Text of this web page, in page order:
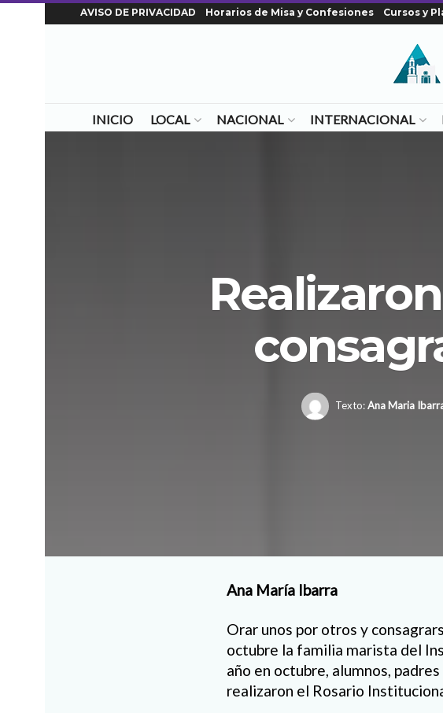
AVISO DE PRIVACIDAD Horarios de Misa y Confesiones Cursos y
INICIO LOCAL NACIONAL INTERNACIONAL
Texto:Ana Maria
Ana María Ibarra
Orar unos por otros y
octubre la familia marista del
año en octubre, alumnos,
realizaron el Rosario